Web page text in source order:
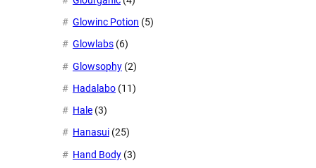
Glowinc Potion (5)
Glowlabs (6)
Glowsophy (2)
Hadalabo (11)
Hale (3)
Hanasui (25)
Hand Body (3)